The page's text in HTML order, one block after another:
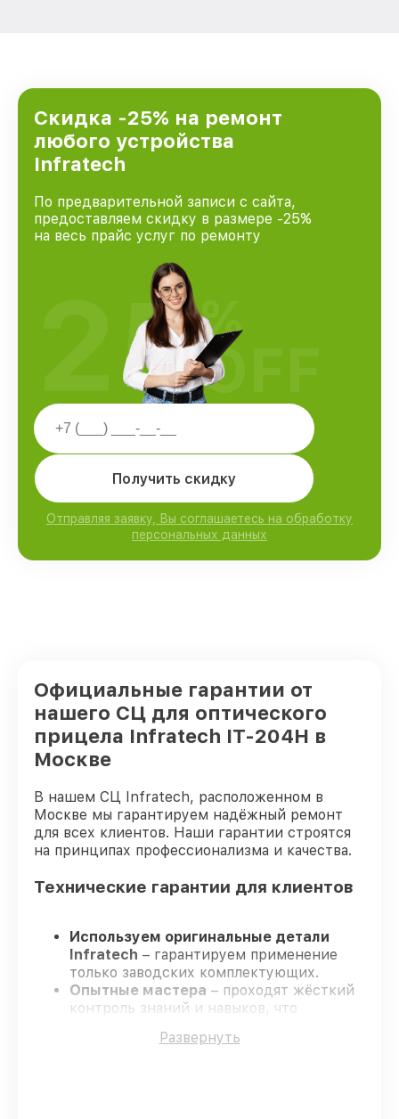
Скидка -25% на ремонт
любого устройства
Infratech
По предварительной записи с сайта,
предоставляем скидку в размере -25%
на весь прайс услуг по ремонту
Получить скидку
Отправляя заявку, Вы соглашаетесь на обработку
персональных данных
25%
OFF
Официальные гарантии от
нашего СЦ для оптического
прицела Infratech IT-204H в
Москве
В нашем СЦ Infratech, расположенном в
Москве мы гарантируем надёжный ремонт
для всех клиентов. Наши гарантии строятся
на принципах профессионализма и качества.
Технические гарантии для клиентов
Используем оригинальные детали
Infratech – гарантируем применение
только заводских комплектующих.
Опытные мастера – проходят жёсткий
контроль знаний и навыков, что
устройства после ремонта.
Развернуть